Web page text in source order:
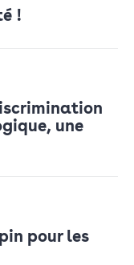
!
une
pour les